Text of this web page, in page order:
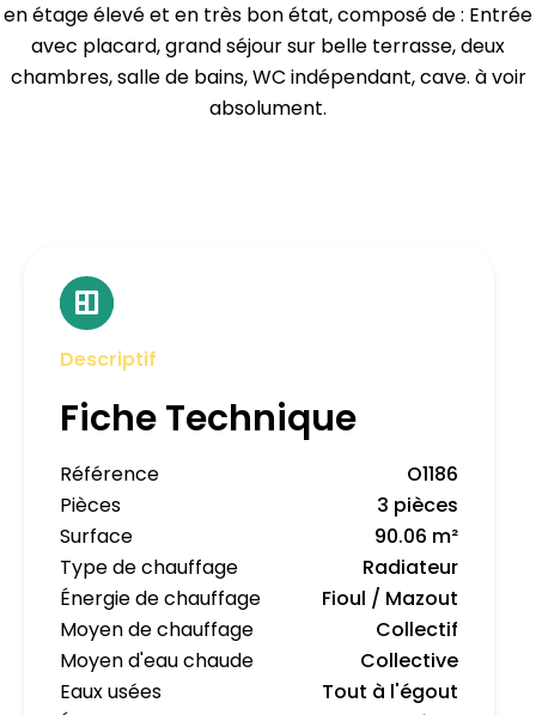
en étage élevé et en très bon état, composé de : Entrée
avec placard, grand séjour sur belle terrasse, deux
chambres, salle de bains, WC indépendant, cave. à voir
absolument.
Descriptif
Fiche Technique
Référence
O1186
Pièces
3 pièces
Surface
90.06 m²
Type de chauffage
Radiateur
Énergie de chauffage
Fioul / Mazout
Moyen de chauffage
Collectif
Moyen d'eau chaude
Collective
Eaux usées
Tout à l'égout